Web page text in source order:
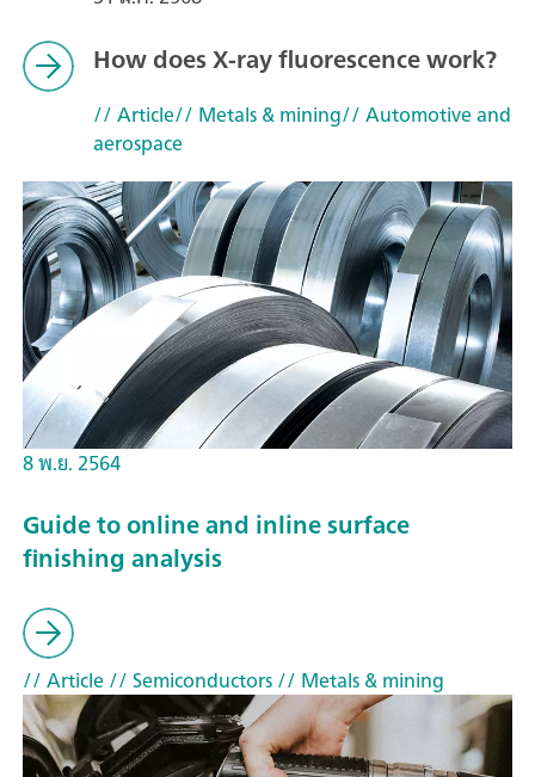
How does X-ray fluorescence work?
// Article// Metals & mining// Automotive and
aerospace
8 พ.ย. 2564
Guide to online and inline surface
finishing analysis
// Article// Semiconductors// Metals & mining